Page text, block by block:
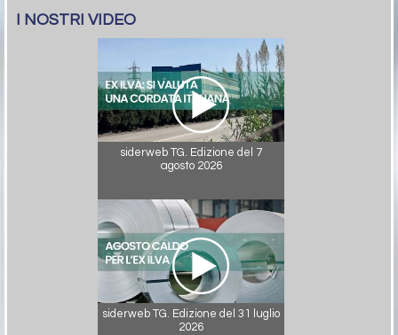
I NOSTRI VIDEO
siderweb TG. Edizione del 7
agosto 2026
siderweb TG. Edizione del 31 luglio
2026